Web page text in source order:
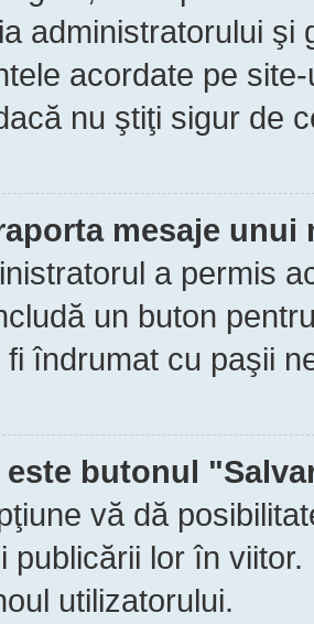
administratorului şi
acordate pe
nu ştiţi sigur de
mesaje unui
a permis
un buton
fi îndrumat cu paşii
este butonul
vă dă
publicării lor în
utilizatorului.